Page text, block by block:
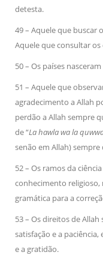
detesta.
49 – Aquele que buscar
Aquele que consultar
50 – Os países
51 – Aquele que
agradecimento a Allah
perdão a Allah sempre
de “La hawla wa la
senão em Allah)
52 – Os ramos da
conhecimento religioso,
gramática para a
53 – Os direitos de
satisfação e a
e a gratidão.